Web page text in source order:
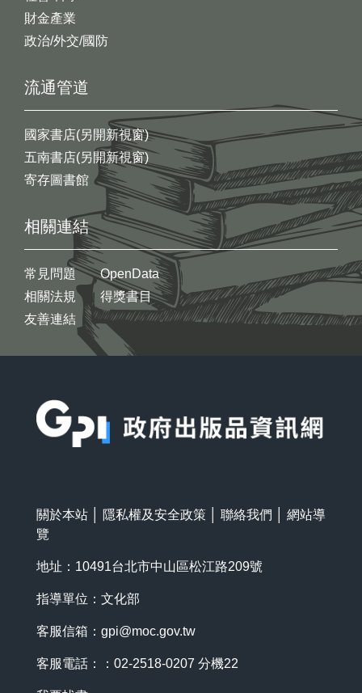
財金產業
政治/外交/國防
流通管道
國家書店(另開新視窗)
五南書店(另開新視窗)
寄存圖書館
相關連結
常見問題
相關法規
友善連結
OpenData
得獎書目
關於本站 隱私權及安全政策 聯絡我們
網站導
覽
地址：10491台北市中山區松江路209號
指導單位：文化部
客服信箱： gpi@moc.gov.tw
客服電話：：02-2518-0207 分機22